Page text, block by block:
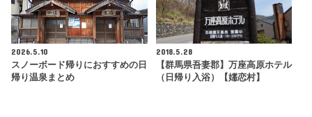
2026.5.10
スノーボード帰りにおすすめの日
帰り温泉まとめ
2018.5.28
【群馬県吾妻郡】万座高原ホテル
（日帰り入浴）【嬬恋村】